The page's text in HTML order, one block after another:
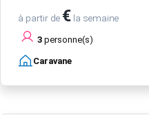
à partir de € la semaine
3 personne(s)
Caravane